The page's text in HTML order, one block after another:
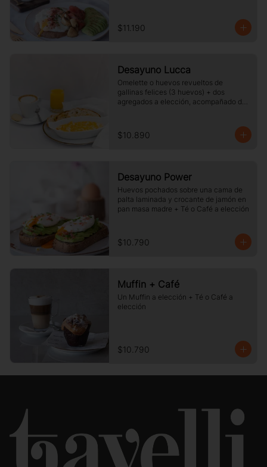
$11.190
Desayuno Lucca
Omelette o huevos revueltos de
gallinas felices (3 huevos) + dos
agregados a elección, acompañado de
(125cc) y té o café a elección.
$10.890
Desayuno Power
Huevos pochados sobre una cama de
palta laminada y crocante de jamón en
pan masa madre + Té o Café a elección
$10.790
Muffin + Café
Un Muffin a elección + Té o Café a
elección
$10.790